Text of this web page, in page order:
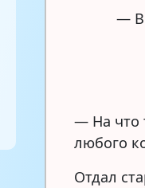
— В
— На что
любого
Отдал